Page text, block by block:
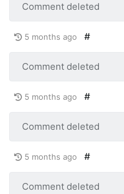
Comment deleted
5 months ago #
Comment deleted
5 months ago #
Comment deleted
5 months ago #
Comment deleted